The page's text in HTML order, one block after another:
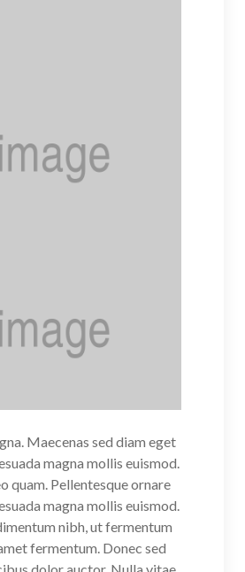
Maecenas sed diam eget
magna mollis euismod.
quam. Pellentesque ornare
magna mollis euismod.
nibh, ut fermentum
fermentum. Donec sed